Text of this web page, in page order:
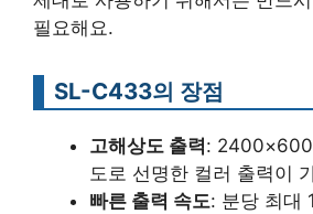
필요해요.
SL-C433의 장점
고해상도 출력:
도로 선명한 컬러 출력이
빠른 출력 속도: 분당 최대